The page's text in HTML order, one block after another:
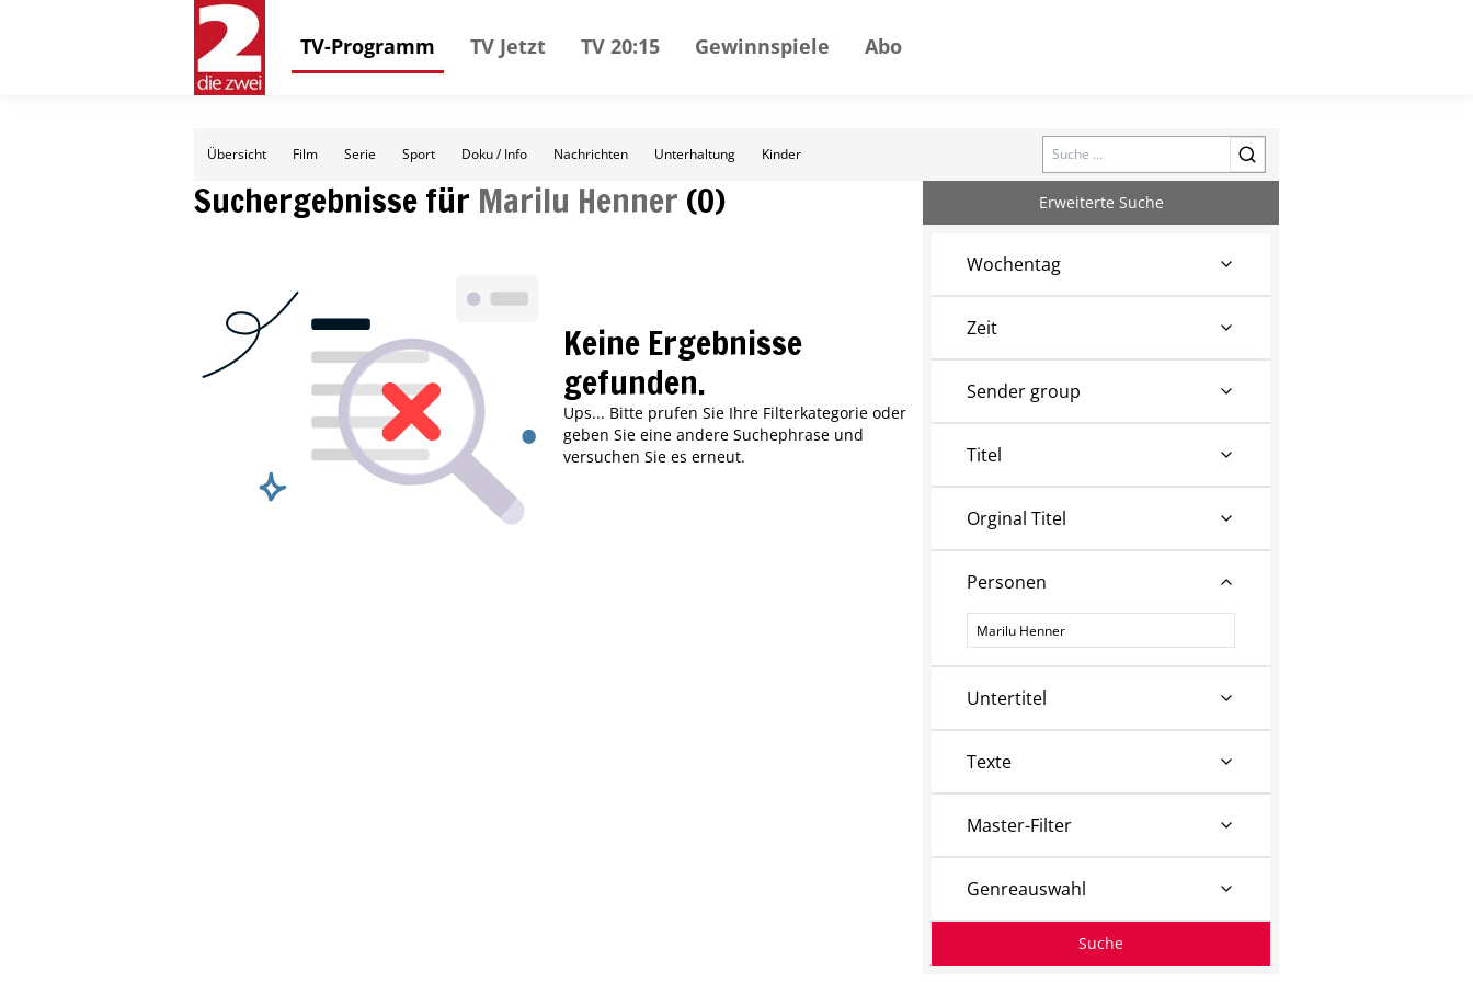
TV-Programm TV Jetzt TV 20:15 Gewinnspiele Abo
Übersicht Film Serie Sport Doku / Info Nachrichten Unterhaltung Kinder Search
Suchergebnisse für Marilu Henner (0)
Keine Ergebnisse
gefunden.
Ups... Bitte prufen Sie Ihre Filterkategorie oder
geben Sie eine andere Suchephrase und
versuchen Sie es erneut.
Erweiterte Suche
Wochentag
Zeit
Sender group
Titel
Orginal Titel
Personen
Personen
Untertitel
Texte
Master-Filter
Genreauswahl
Suche